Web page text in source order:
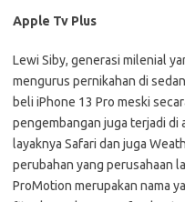
Apple Tv Plus
Lewi Siby, generasi milenial
mengurus pernikahan di
beli iPhone 13 Pro meski
pengembangan juga terjadi di
layaknya Safari dan juga
perubahan yang perusahaan
ProMotion merupakan nama